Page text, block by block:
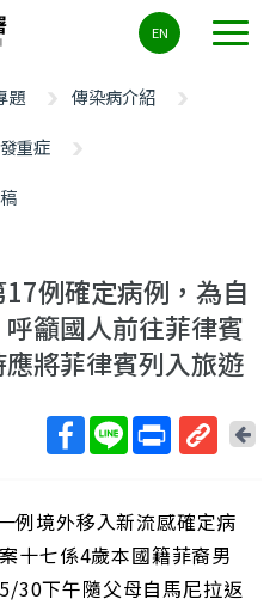
EN
題
傳染病介紹
重症
例確定病例，為自
籲國人前往菲律賓
將菲律賓列入旅遊
短
網
址
回
例境外移入新流感確定病
十七係4歲本國籍菲裔男
30下午隨父母自馬尼拉返